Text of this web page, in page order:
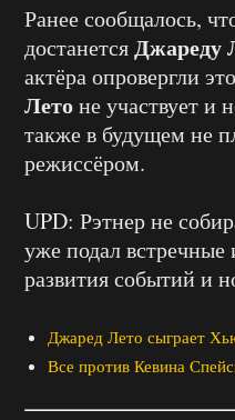
Ранее сообщалось,
достанетсяДжареду
актёра опровергли
Летоне участвует и
также в будущем не
режиссёром.
UPD: Рэтнер не
уже подал
развития событий и
Джаред Лето сыграет
Все против Кевина